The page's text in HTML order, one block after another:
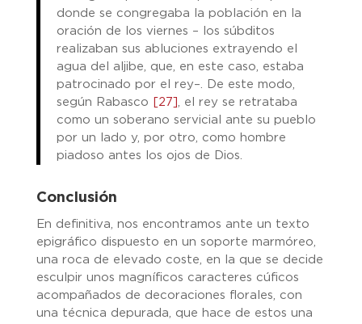
donde se congregaba la población en la
oración de los viernes – los súbditos
realizaban sus abluciones extrayendo el
agua del aljibe, que, en este caso, estaba
patrocinado por el rey–. De este modo,
según Rabasco
[27] , el rey se retrataba
como un soberano servicial ante su pueblo
por un lado y, por otro, como hombre
piadoso antes los ojos de Dios.
Conclusión
En definitiva, nos encontramos ante un texto
epigráfico dispuesto en un soporte marmóreo,
una roca de elevado coste, en la que se decide
esculpir unos magníficos caracteres cúficos
acompañados de decoraciones florales, con
una técnica depurada, que hace de estos una